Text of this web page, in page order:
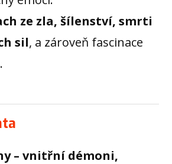
ze zla, šílenství, smrti
sil, a zároveň fascinace
– vnitřní démoni,